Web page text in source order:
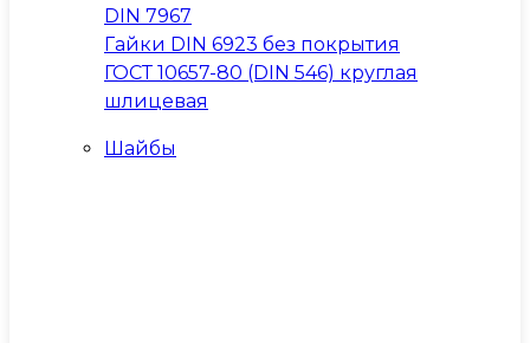
DIN 7967
Гайки DIN 6923 без покрытия
ГОСТ 10657-80 (DIN 546) круглая
шлицевая
Шайбы